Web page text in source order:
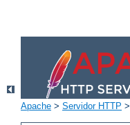
Apache > Servidor HTTP >